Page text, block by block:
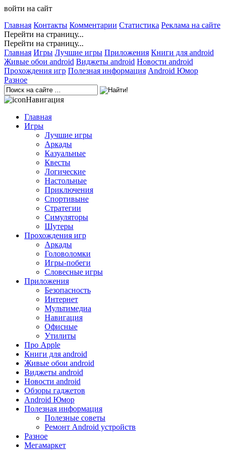
войти на сайт
Главная Контакты Комментарии Статистика Реклама на сайте
Перейти на страницу...
Перейти на страницу...
Главная Игры Лучшие игры Приложения Книги для android
Живые обои android Виджеты android Новости android
Прохождения игр Полезная информация Android Юмор
Разное
Навигация
Главная
Игры
Лучшие игры
Аркады
Казуальные
Квесты
Логические
Настольные
Приключения
Спортивыне
Стратегии
Симуляторы
Шутеры
Прохождения игр
Аркады
Головоломки
Игры-побеги
Словесные игры
Приложения
Безопасность
Интернет
Мультимедиа
Навигация
Офисные
Утилиты
Про Apple
Книги для android
Живые обои android
Виджеты android
Новости android
Обзоры гаджетов
Android Юмор
Полезная информация
Полезные советы
Ремонт Android устройств
Разное
Мегамаркет